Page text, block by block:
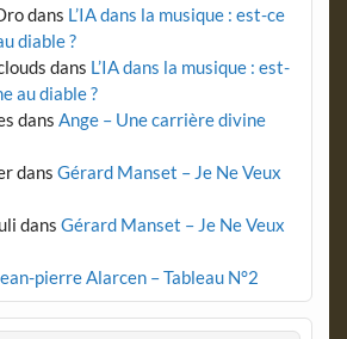
dans L’IA dans la musique : est-ce
diable ?
dans L’IA dans la musique : est-
au diable ?
dans Ange – Une carrière divine
dans Gérard Manset – Je Ne Veux
dans Gérard Manset – Je Ne Veux
pierre Alarcen – Tableau N°2